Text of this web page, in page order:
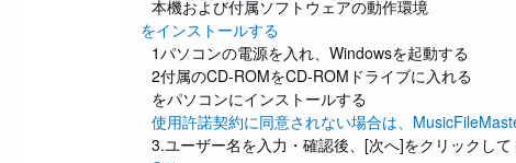
本機および付属ソフトウェアの動作環境
をインストールする
1パソコンの電源を入れ、Windowsを起動する
2付属のCD-ROMをCD-ROMドライブに入れる
をパソコンにインストールする
使用許諾契約に同意されない場合は、
3.ユーザー名を入力・確認後、[次へ]をクリックして